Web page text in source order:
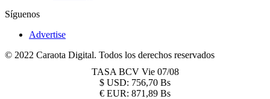
Síguenos
Advertise
© 2022 Caraota Digital. Todos los derechos reservados
TASA BCV Vie 07/08
$ USD: 756,70 Bs
€ EUR: 871,89 Bs